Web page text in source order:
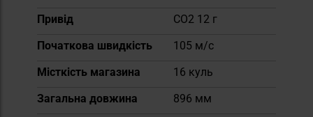
Привід
CO2 12 г
Початкова швидкість
105 м/с
Місткість магазина
16 куль
Загальна довжина
896 мм